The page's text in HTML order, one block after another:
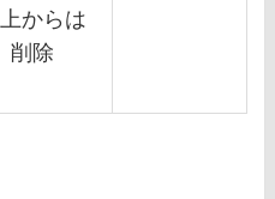
からは
削除